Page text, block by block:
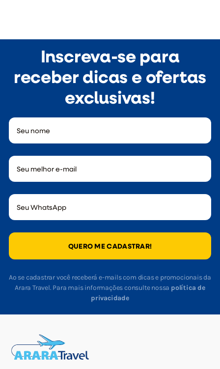
Inscreva-se para
receber dicas e ofertas
exclusivas!
QUERO ME CADASTRAR!
Ao se cadastrar você receberá e-mails com dicas e promocionais da
Arara Travel. Para mais informações consulte nossa política de
privacidade